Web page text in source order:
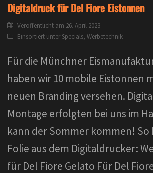
Digitaldruck für Del Fiore Eistonnen
Veröffentlicht am 26. April 2023
Einsortiert unter Specials, Werbetechnik
Für die Münchner
haben wir 10 mobile Eistonnen
neuen Branding versehen.
Montage erfolgten bei uns im
kann der Sommer kommen!
Folie aus dem Digitaldrucker:
für Del Fiore Gelato Für Del